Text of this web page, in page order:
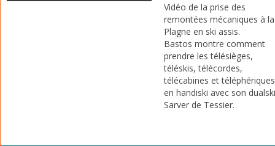
Vidéo de la prise des
remontées mécaniques à la
Plagne en ski assis.
Bastos montre comment
prendre les télésièges,
téléskis, télécordes,
télécabines et téléphériques
en handiski avec son dualski
Sarver de Tessier.